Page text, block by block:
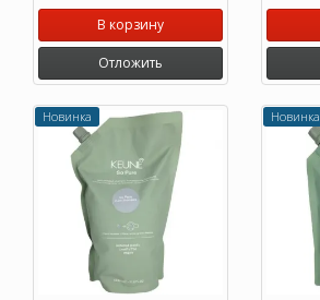
В корзину
Отложить
Новинка Новинка